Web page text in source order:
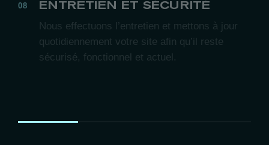
ENTRETIEN ET SÉCURITÉ
Nous effectuons l’entretien et mettons à jour
quotidiennement votre site afin qu’il reste
sécurisé, fonctionnel et actuel.